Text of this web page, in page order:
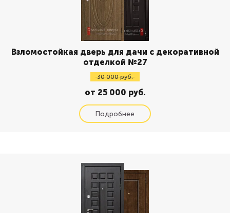
Взломостойкая дверь для дачи с декоративной
отделкой №27
30 000 руб.
от 25 000 руб.